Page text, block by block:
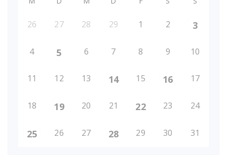
26 27 28 29 1 2 3
4 5 6 7 8 9 10
11 12 13 14 15 16 17
18 19 20 21 22 23 24
25 26 27 28 29 30 31